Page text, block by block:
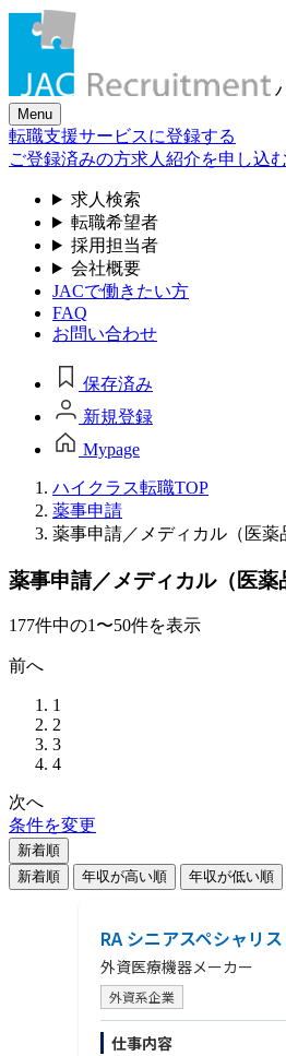
Menu
転職支援サービスに登録する
ご登録済みの方求人紹介を申し込む
求人検索
転職希望者
採用担当者
会社概要
JACで働きたい方
FAQ
お問い合わせ
保存済み
新規登録
Mypage
ハイクラス転職TOP
薬事申請
薬事申請／メディカル（医
薬事申請／メディカル（医
177件中の1〜50件を表示
前へ
1
2
3
4
次へ
条件を変更
新着順
新着順
年収が高い順 年収が低い順
RA シニアスペシャリス
外資医療機器メーカー
外資系企業
仕事内容